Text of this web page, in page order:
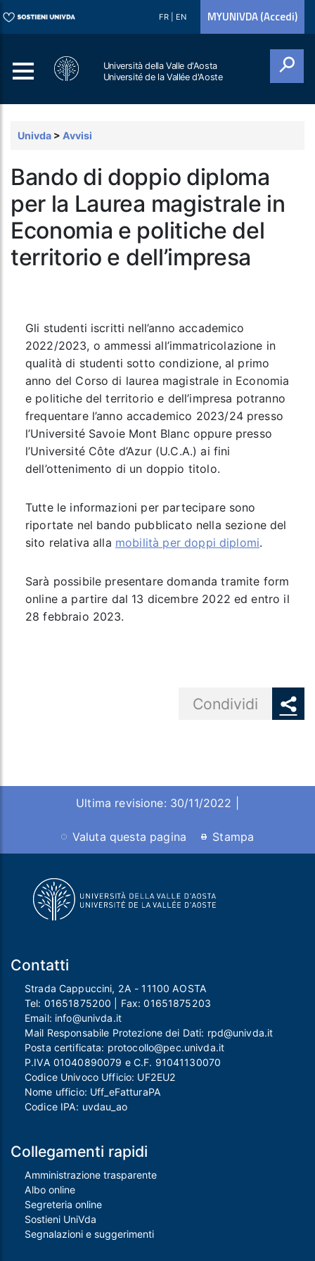
FR EN MYUNIVDA (Accedi)
Università della Valle d'Aosta
Université de la Vallée d'Aoste
Univda > Avvisi
Bando di doppio diploma
per la Laurea magistrale in
Economia e politiche del
territorio e dell’impresa
Gli studenti iscritti nell’anno accademico
2022/2023, o ammessi all’immatricolazione in
qualità di studenti sotto condizione, al primo
anno del Corso di laurea magistrale in Economia
e politiche del territorio e dell’impresa potranno
frequentare l’anno accademico 2023/24 presso
l’Université Savoie Mont Blanc oppure presso
l’Université Côte d’Azur (U.C.A.) ai fini
dell’ottenimento di un doppio titolo.
Tutte le informazioni per partecipare sono
riportate nel bando pubblicato nella sezione del
sito relativa alla mobilità per doppi diplomi.
Sarà possibile presentare domanda tramite form
online a partire dal 13 dicembre 2022 ed entro il
28 febbraio 2023.
Condividi
Ultima revisione: 30/11/2022 |
Valuta questa pagina Stampa
Contatti
Strada Cappuccini, 2A - 11100 AOSTA
Tel: 01651875200 | Fax:01651875203
Email: info@univda.it
Mail Responsabile Protezione dei Dati: rpd@univda.it
Posta certificata: protocollo@pec.univda.it
P.IVA 01040890079 e C.F. 91041130070
Codice Univoco Ufficio: UF2EU2
Nome ufficio: Uff_eFatturaPA
Codice IPA: uvdau_ao
Collegamenti rapidi
Amministrazione trasparente
Albo online
Segreteria online
Sostieni UniVda
Segnalazioni e suggerimenti